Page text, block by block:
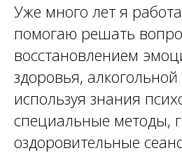
Уже много лет я
помогаю решать
восстановлением
здоровья,
используя знания
специальные методы,
оздоровительные